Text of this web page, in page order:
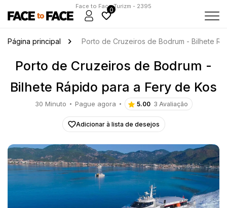
Face to Face Turizm - 2395
0
Página principal Porto de Cruzeiros de Bodrum - Bilhete
Porto de Cruzeiros de Bodrum -
Bilhete Rápido para a Fery de Kos
30 Minuto Pague agora 5.00 3 Avaliação
Adicionar à lista de desejos